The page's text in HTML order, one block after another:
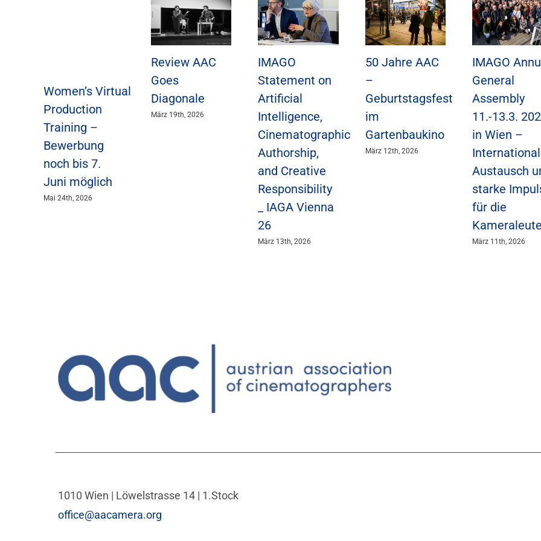
Women’s Virtual
Production
Training –
Bewerbung
noch bis 7.
Juni möglich
Mai 24th, 2026
Review AAC
Goes
Diagonale
März 19th, 2026
IMAGO
Statement on
Artificial
Intelligence,
Cinematographic
Authorship,
and Creative
Responsibility
_ IAGA Vienna
26
März 13th, 2026
50 Jahre AAC
–
Geburtstagsfest
im
Gartenbaukino
März 12th, 2026
IMAGO
General
Assembly
11.-13.3.
in Wien –
Austausch
starke
für die
Kameraleute
März 11th, 2026
1010 Wien | Löwelstrasse 14 | 1.Stock
office@aacamera.org